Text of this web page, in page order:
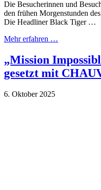
Die Besucherinnen und
den frühen Morgenstunden
Die Headliner Black Tiger …
Mehr erfahren …
„Mission
gesetzt mit
6. Oktober 2025